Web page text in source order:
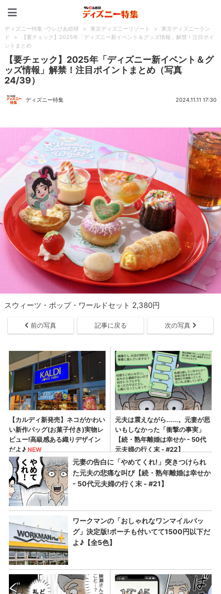
ディズニー特集 -ウレぴあ総研 > 東京ディズニーリゾート >
東京ディズニーラン
ド
>
【要チェック】2025年「ディズニー新イベント＆グッズ情報」解禁！注目ポイ
ントまとめ
【要チェック】2025年「ディズニー新イベント＆グ
ッズ情報」解禁！注目ポイントまとめ（写真
24/39）
ディズニー特集 2024.11.11 17:30
スウィーツ・ポップ・ワールドセット 2,380円
前の写真 記事に戻る 次の写真